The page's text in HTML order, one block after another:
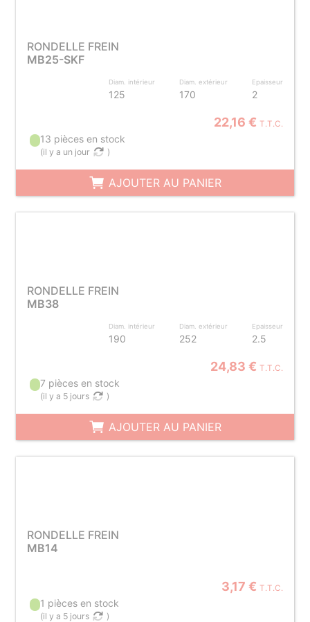
RONDELLE FREIN
MB25-SKF
Diam. intérieur
125
Diam. extérieur
170
Epaisseur
2
22,16 € T.T.C.
13 pièces en stock
(il y a un jour )
AJOUTER AU PANIER
RONDELLE FREIN
MB38
Diam. intérieur
190
Diam. extérieur
252
Epaisseur
2.5
24,83 € T.T.C.
7 pièces en stock
(il y a 5 jours )
AJOUTER AU PANIER
RONDELLE FREIN
MB14
3,17 € T.T.C.
1 pièces en stock
(il y a 5 jours )